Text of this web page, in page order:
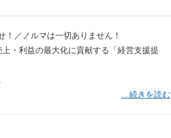
！／ノルマは一切ありません！
利益の最大化に貢献する「経営支援提
…続きを読む